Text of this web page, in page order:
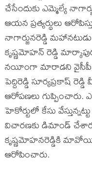
చేసేందుకు ఎమ్మెల్యే
ఆయన ప్రత్యర్థులు
నాగార్జునరెడ్డి
కృష్ణమోహన్ రెడ్డి
నయీంగా మారాడని వైసీపీ
పెద్దిరెడ్డి సూర్యప్రకాష్
ఆరోపణలు గుప్పించారు.
హెకోర్టులో కేసు
విచారణకు డిమాండ్
కృష్ణమోహనరెడ్డికి
ఆరోపించారు.